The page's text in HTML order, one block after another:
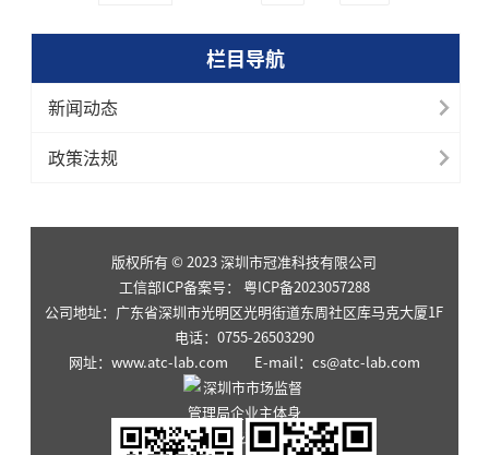
栏目导航
新闻动态
政策法规
版权所有 © 2023 深圳市冠准科技有限公司
工信部ICP备案号： 粤ICP备2023057288
公司地址：广东省深圳市光明区光明街道东周社区库马克大厦1F
电话：0755-26503290
网址：www.atc-lab.com E-mail：cs@atc-lab.com